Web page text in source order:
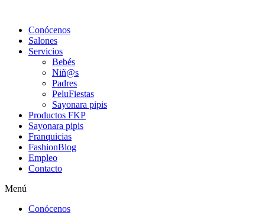
Conócenos
Salones
Servicios
Bebés
Niñ@s
Padres
PeluFiestas
Sayonara pipis
Productos FKP
Sayonara pipis
Franquicias
FashionBlog
Empleo
Contacto
Menú
Conócenos